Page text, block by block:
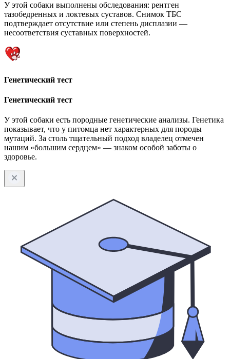
У этой собаки выполнены обследования: рентген
тазобедренных и локтевых суставов. Снимок ТБС
подтверждает отсутствие или степень дисплазии —
несоответствия суставных поверхностей.
Генетический тест
Генетический тест
У этой собаки есть породные генетические анализы. Генетика
показывает, что у питомца нет характерных для породы
мутаций. За столь тщательный подход владелец отмечен
нашим «большим сердцем» — знаком особой заботы о
здоровье.